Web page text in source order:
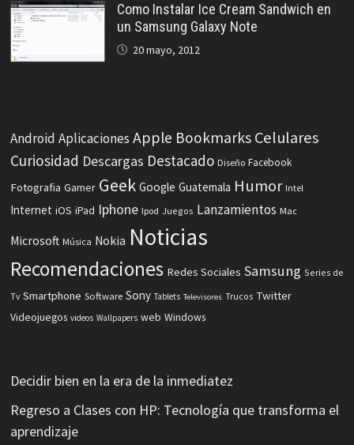
Como Instalar Ice Cream Sandwich en
un Samsung Galaxy Note
20 mayo, 2012
Android Aplicaciones Apple Bookmarks Celulares
Curiosidad Descargas Destacado Diseño Facebook
Fotografia Gamer Geek Google Guatemala Humor Intel
Internet iOS iPad Iphone Ipod Juegos Lanzamientos Mac
Microsoft Música Nokia Noticias
Recomendaciones Redes Sociales Samsung Series de
Tv Smartphone Software Sony Tablets Televisores Trucos Twitter
Videojuegos videos Wallpapers web Windows
Decidir bien en la era de la inmediatez
Regreso a Clases con HP: Tecnología que transforma el
aprendizaje